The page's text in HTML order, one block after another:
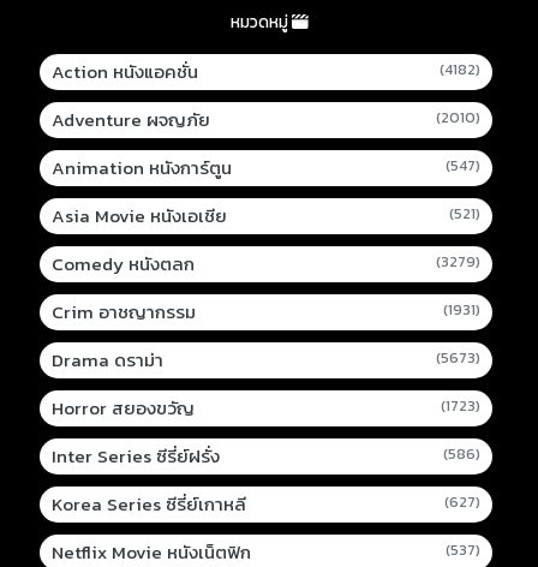
หมวดหมู่
Action หนังแอคชั่น (4182)
Adventure ผจญภัย (2010)
Animation หนังการ์ตูน (547)
Asia Movie หนังเอเชีย (521)
Comedy หนังตลก (3279)
Crim อาชญากรรม (1931)
Drama ดราม่า (5673)
Horror สยองขวัญ (1723)
Inter Series ซีรี่ย์ฝรั่ง (586)
Korea Series ซีรี่ย์เกาหลี (627)
Netflix Movie หนังเน็ตฟิก (537)